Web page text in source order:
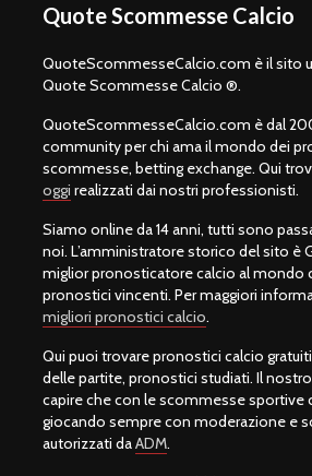
Quote Scommesse Calcio
QuoteScommesseCalcio.com è il sito
Quote Scommesse Calcio ®.
QuoteScommesseCalcio.com è dal
community per chi ama il mondo dei
scommesse, betting exchange. Qui
oggi realizzati dai nostri professionisti.
Siamo online da 14 anni, tutti sono
noi. L’amministratore storico del sito è
miglior pronosticatore calcio al mondo
pronostici vincenti. Per maggiori
migliori pronostici calcio.
Qui puoi trovare pronostici calcio
delle partite, pronostici studiati. Il
capire che con le scommesse sportive
giocando sempre con moderazione e
autorizzati daADM.